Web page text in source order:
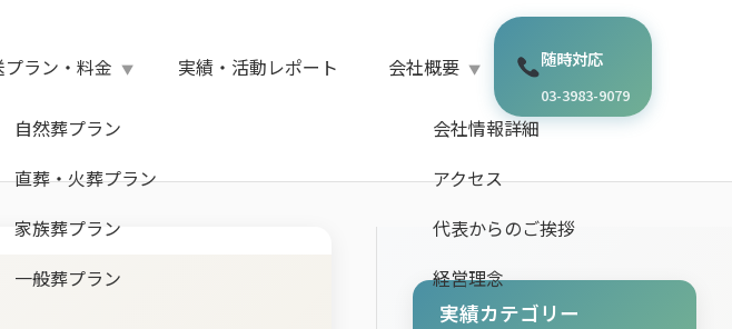
プラン・料金
自然葬プラン
直葬・火葬プラン
家族葬プラン
一般葬プラン
実績・活動レポート 会社概要
会社情報詳細
アクセス
代表からのご挨拶
経営理念
随時対応
03-3983-9079
実績カテゴリー